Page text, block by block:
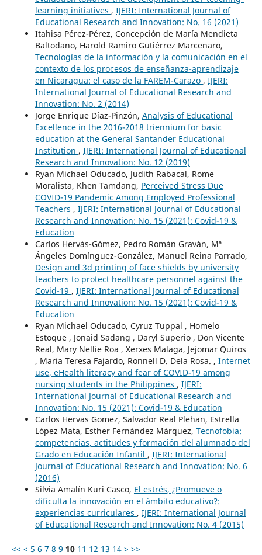
learning initiatives , IJERI: International Journal of
Educational Research and Innovation: No. 16 (2021)
Itahisa Pérez-Pérez, Concepción de María Mendieta
Baltodano, Harold Ramiro Gutiérrez Marcenaro,
Tecnologías de la información y la comunicación en el
contexto de los procesos de enseñanza-aprendizaje
en Nicaragua: el caso de la FAREM-Carazo , IJERI:
International Journal of Educational Research and
Innovation: No. 2 (2014)
Jorge Enrique Díaz-Pinzón, Analysis of Educational
Excellence in the 2016-2018 triennium for basic
education at the General Santander Educational
Institution , IJERI: International Journal of Educational
Research and Innovation: No. 12 (2019)
Ryan Michael Oducado, Judith Rabacal, Rome
Moralista, Khen Tamdang, Perceived Stress Due
COVID-19 Pandemic Among Employed Professional
Teachers , IJERI: International Journal of Educational
Research and Innovation: No. 15 (2021): Covid-19 &
Education
Carlos Hervás-Gómez, Pedro Román Graván, Mª
Ángeles Domínguez-González, Manuel Reina Parrado,
Design and 3d printing of face shields by university
teachers to protect healthcare personnel against the
Covid-19 , IJERI: International Journal of Educational
Research and Innovation: No. 15 (2021): Covid-19 &
Education
Ryan Michael Oducado, Cyruz Tuppal , Homelo
Estoque , Jonaid Sadang , Daryl Superio , Don Vicente
Real, Mary Nellie Roa , Xerxes Malaga, Jejomar Quiros
, Maria Teresa Fajardo, Ronnell D. Dela Rosa. , Internet
use, eHealth literacy and fear of COVID-19 among
nursing students in the Philippines , IJERI:
International Journal of Educational Research and
Innovation: No. 15 (2021): Covid-19 & Education
Carlos Hervas Gomez, Salvador Real Plehan, Estrella
López Mata, Esther Fernández Márquez, Tecnofobia:
competencias, actitudes y formación del alumnado del
Grado en Educación Infantil , IJERI: International
Journal of Educational Research and Innovation: No. 6
(2016)
Silvia Amalín Kuri Casco, El estrés, ¿Promueve o
dificulta la innovación en el ámbito educativo?:
experiencias curriculares , IJERI: International Journal
of Educational Research and Innovation: No. 4 (2015)
<< < 5 6 7 8 9 10 11 12 13 14 > >>